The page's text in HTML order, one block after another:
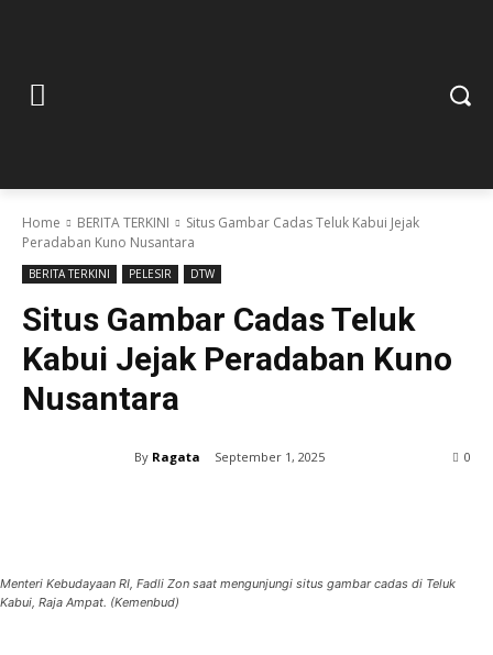
Home BERITA TERKINI
Situs Gambar Cadas Teluk Kabui Jejak
Peradaban Kuno Nusantara
BERITA TERKINI PELESIR DTW
Situs Gambar Cadas Teluk
Kabui Jejak Peradaban Kuno
Nusantara
By Ragata September 1, 2025 0
Menteri Kebudayaan RI, Fadli Zon saat mengunjungi situs gambar cadas di Teluk
Kabui, Raja Ampat. (Kemenbud)